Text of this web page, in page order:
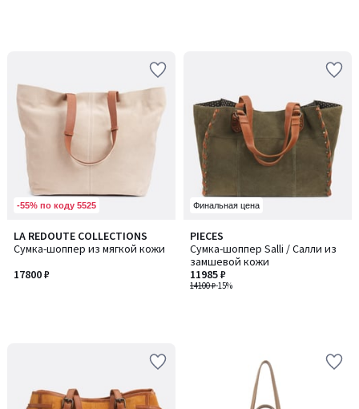
-55% по коду 5525
LA REDOUTE COLLECTIONS
Сумка-шоппер из мягкой кожи
17800 ₽
Финальная цена
PIECES
Сумка-шоппер Salli / Салли из
замшевой кожи
14100 ₽-15%
11985 ₽